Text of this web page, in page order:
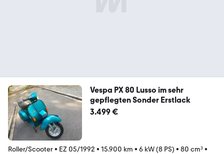
Vespa PX 80 Lusso im sehr
gepflegten Sonder Erstlack
3.499 €
Roller/Scooter• EZ 05/1992 • 15.900 km • 6 kW (8 PS) • 80 cm³•